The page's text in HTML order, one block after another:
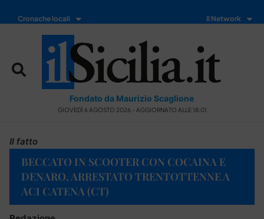
Cronache locali Il Network
Fondato da Maurizio Scaglione
GIOVEDÌ 6 AGOSTO 2026 - AGGIORNATO ALLE 18:01
Il fatto
BECCATO IN SCOOTER CON COCAINA E
DENARO, ARRESTATO TRENTOTTENNE A
ACI CATENA (CT)